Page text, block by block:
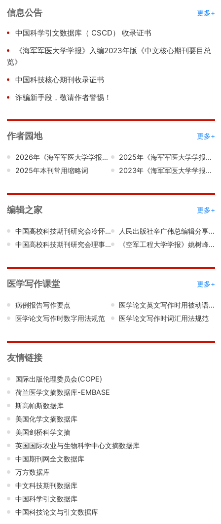
信息公告 更多+
中国科学引文数据库（ CSCD） 收录证书
《海军军医大学学报》入编2023年版《中文核心期刊要目总
览》
中国科技核心期刊收录证书
诈骗新手段，敬请作者警惕！
作者园地 更多+
2026年《海军军医大学学报》稿约
2025年《海军军医大学学报》稿约
2025年本刊常用缩略词
2023年《海军军医大学学报》稿约
编辑之家 更多+
中国高校科技期刊研究会冷怀明副理事长来社做专题报告
人民出版社辛广伟总编辑分享“新时代的主题出版图书策划”经验
中国高校科技期刊研究会理事长张铁明来本刊编辑部调研交流
《空军工程大学学报》姚树峰编审解读学术出版的最新国家标准
医学写作课堂 更多+
病例报告写作要点
医学论文英文写作时用被动语态还是主动语态？
医学论文写作时数字用法规范
医学论文写作时词汇用法规范
友情链接
国际出版伦理委员会(COPE)
荷兰医学文摘数据库-EMBASE
斯高帕斯数据库
美国化学文摘数据库
美国剑桥科学文摘
英国国际农业与生物科学中心文摘数据库
中国期刊网全文数据库
万方数据库
中文科技期刊数据库
中国科学引文数据库
中国科技论文与引文数据库